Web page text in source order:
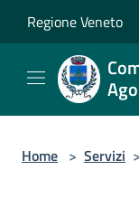
Regione Veneto
Home > Servizi >